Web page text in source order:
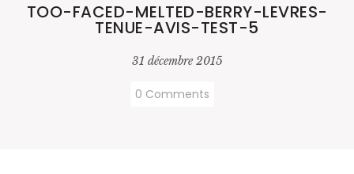
TOO-FACED-MELTED-BERRY-LEVRES-
TENUE-AVIS-TEST-5
31 décembre 2015
0 Comments